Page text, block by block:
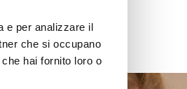
e per analizzare il
che si occupano
hai fornito loro o